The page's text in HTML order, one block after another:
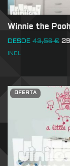
Winnie the
DESDE 43,56€
INCL
OFERTA